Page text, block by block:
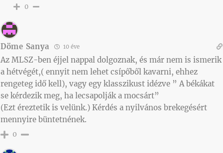
0
Döme Sanya 10 éve
Az MLSZ-ben éjjel nappal dolgoznak, és már nem is ismerik
a hétvégét,( ennyit nem lehet csípőből kavarni, ehhez
rengeteg idő kell), vagy egy klasszikust idézve ” A békákat
se kérdezik meg, ha lecsapolják a mocsárt”
(Ezt éreztetik is velünk.) Kérdés a nyilvános brekegésért
mennyire büntetnének.
0